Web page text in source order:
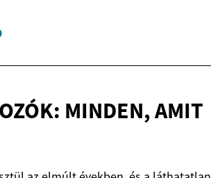
MINDEN, AMIT